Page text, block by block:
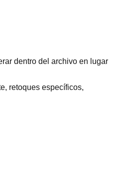
dentro del archivo en lugar
retoques específicos,